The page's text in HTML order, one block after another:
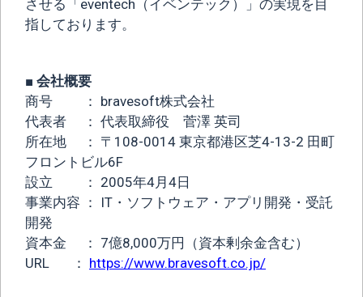
させる「eventech（イベンテック）」の実現を目
指しております。
■ 会社概要
商号 ： bravesoft株式会社
代表者 ： 代表取締役 菅澤 英司
所在地 ： 〒108-0014 東京都港区芝4-13-2 田町
フロントビル6F
設立 ： 2005年4月4日
事業内容 ： IT・ソフトウェア・アプリ開発・受託
開発
資本金 ： 7億8,000万円（資本剰余金含む）
URL ： https://www.bravesoft.co.jp/